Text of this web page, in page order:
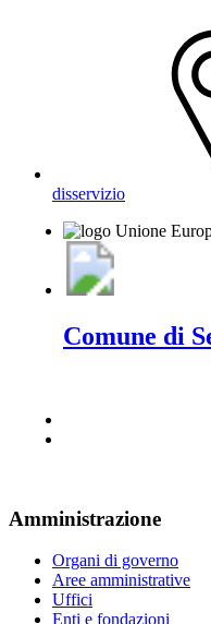
disservizio
Comune di
Amministrazione
Organi di governo
Aree amministrative
Uffici
Enti e fondazioni